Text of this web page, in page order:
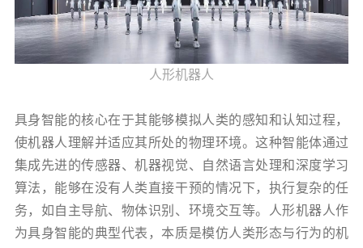
人形机器人
具身智能的核心在于其能够模拟人类的感知和认知过程，
使机器人理解并适应其所处的物理环境。这种智能体通过
集成先进的传感器、机器视觉、自然语言处理和深度学习
算法，能够在没有人类直接干预的情况下，执行复杂的任
务，如自主导航、物体识别、环境交互等。人形机器人作
为具身智能的典型代表，本质是模仿人类形态与行为的机